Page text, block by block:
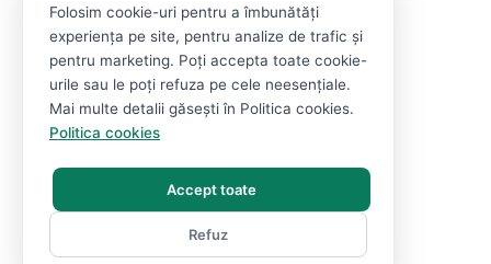
Folosim cookie-uri pentru a îmbunătăți
experiența pe site, pentru analize de trafic și
pentru marketing. Poți accepta toate cookie-
urile sau le poți refuza pe cele neesențiale.
Mai multe detalii găsești în Politica cookies.
Politica cookies
Refuz
Accept toate